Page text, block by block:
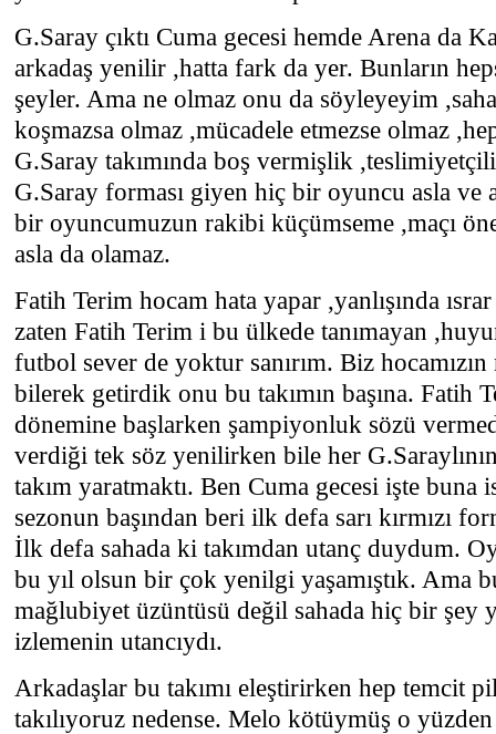
G.Saray çıktı Cuma gecesi hemde Arena da
arkadaş yenilir ,hatta fark da yer. Bunların
şeyler. Ama ne olmaz onu da söyleyeyim
koşmazsa olmaz ,mücadele etmezse olmaz
G.Saray takımında boş vermişlik
G.Saray forması giyen hiç bir oyuncu asla ve
bir oyuncumuzun rakibi küçümseme ,maçı
asla da olamaz.
Fatih Terim hocam hata yapar ,yanlışında
zaten Fatih Terim i bu ülkede tanımayan
futbol sever de yoktur sanırım. Biz
bilerek getirdik onu bu takımın başına. Fatih
dönemine başlarken şampiyonluk sözü
verdiği tek söz yenilirken bile her
takım yaratmaktı. Ben Cuma gecesi işte buna
sezonun başından beri ilk defa sarı kırmızı
İlk defa sahada ki takımdan utanç duydum.
bu yıl olsun bir çok yenilgi yaşamıştık. Ama
mağlubiyet üzüntüsü değil sahada hiç bir şey
izlemenin utancıydı.
Arkadaşlar bu takımı eleştirirken hep temcit
takılıyoruz nedense. Melo kötüymüş o